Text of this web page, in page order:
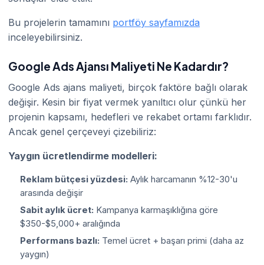
Bu projelerin tamamını portföy sayfamızda
inceleyebilirsiniz.
Google Ads Ajansı Maliyeti Ne Kadardır?
Google Ads ajans maliyeti, birçok faktöre bağlı olarak
değişir. Kesin bir fiyat vermek yanıltıcı olur çünkü her
projenin kapsamı, hedefleri ve rekabet ortamı farklıdır.
Ancak genel çerçeveyi çizebiliriz:
Yaygın ücretlendirme modelleri:
Reklam bütçesi yüzdesi: Aylık harcamanın %12-30'u
arasında değişir
Sabit aylık ücret: Kampanya karmaşıklığına göre
$350-$5,000+ aralığında
Performans bazlı: Temel ücret + başarı primi (daha az
yaygın)